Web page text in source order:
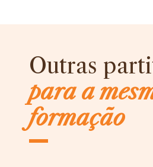
Outras
para a
formação